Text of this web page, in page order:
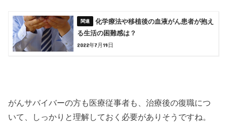
化学療法や移植後の血液がん患者が抱え
る生活の困難感は？
2022年7月19日
がんサバイバーの方も医療従事者も、治療後の復職につ
いて、しっかりと理解しておく必要がありそうですね。